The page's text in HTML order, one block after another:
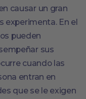
causar un gran
experimenta. En el
pueden
sus
cuando las
entran en
que se le exigen